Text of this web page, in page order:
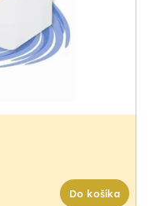
Do košíka